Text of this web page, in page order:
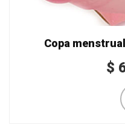
Copa
$